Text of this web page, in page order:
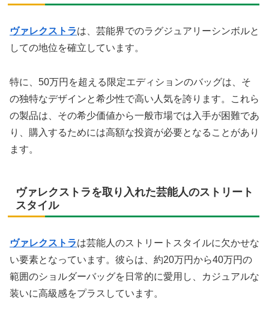
ヴァレクストラは、芸能界でのラグジュアリーシンボルと
しての地位を確立しています。
特に、50万円を超える限定エディションのバッグは、そ
の独特なデザインと希少性で高い人気を誇ります。これら
の製品は、その希少価値から一般市場では入手が困難であ
り、購入するためには高額な投資が必要となることがあり
ます。
ヴァレクストラを取り入れた芸能人のストリート
スタイル
ヴァレクストラは芸能人のストリートスタイルに欠かせな
い要素となっています。彼らは、約20万円から40万円の
範囲のショルダーバッグを日常的に愛用し、カジュアルな
装いに高級感をプラスしています。